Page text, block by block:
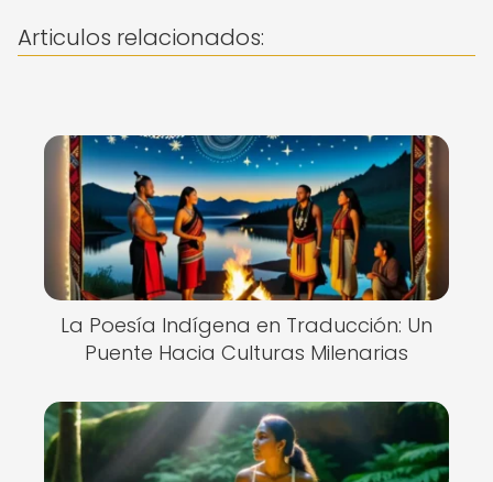
Articulos relacionados:
La Poesía Indígena en Traducción: Un
Puente Hacia Culturas Milenarias